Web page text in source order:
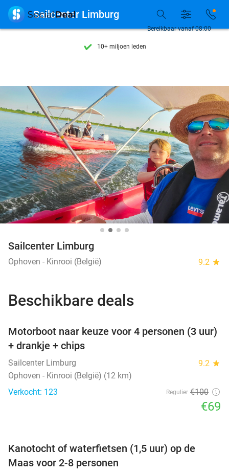
7 dagen per week beschikbaar
10+ miljoen leden
7 dagen per week beschikbaar
10+ miljoen leden
Bereikbaar vanaf 08:00
 Sailcenter Limburg
Sailcenter Limburg
Ophoven - Kinrooi (België) 9.2 star
Beschikbare deals
Motorboot naar keuze voor 4 personen (3 uur)
+ drankje + chips
Sailcenter Limburg 9.2 star
Ophoven - Kinrooi (België) (12 km)
Verkocht: 123
Regulier €100
€69
Kanotocht of waterfietsen (1,5 uur) op de
Maas voor 2-8 personen